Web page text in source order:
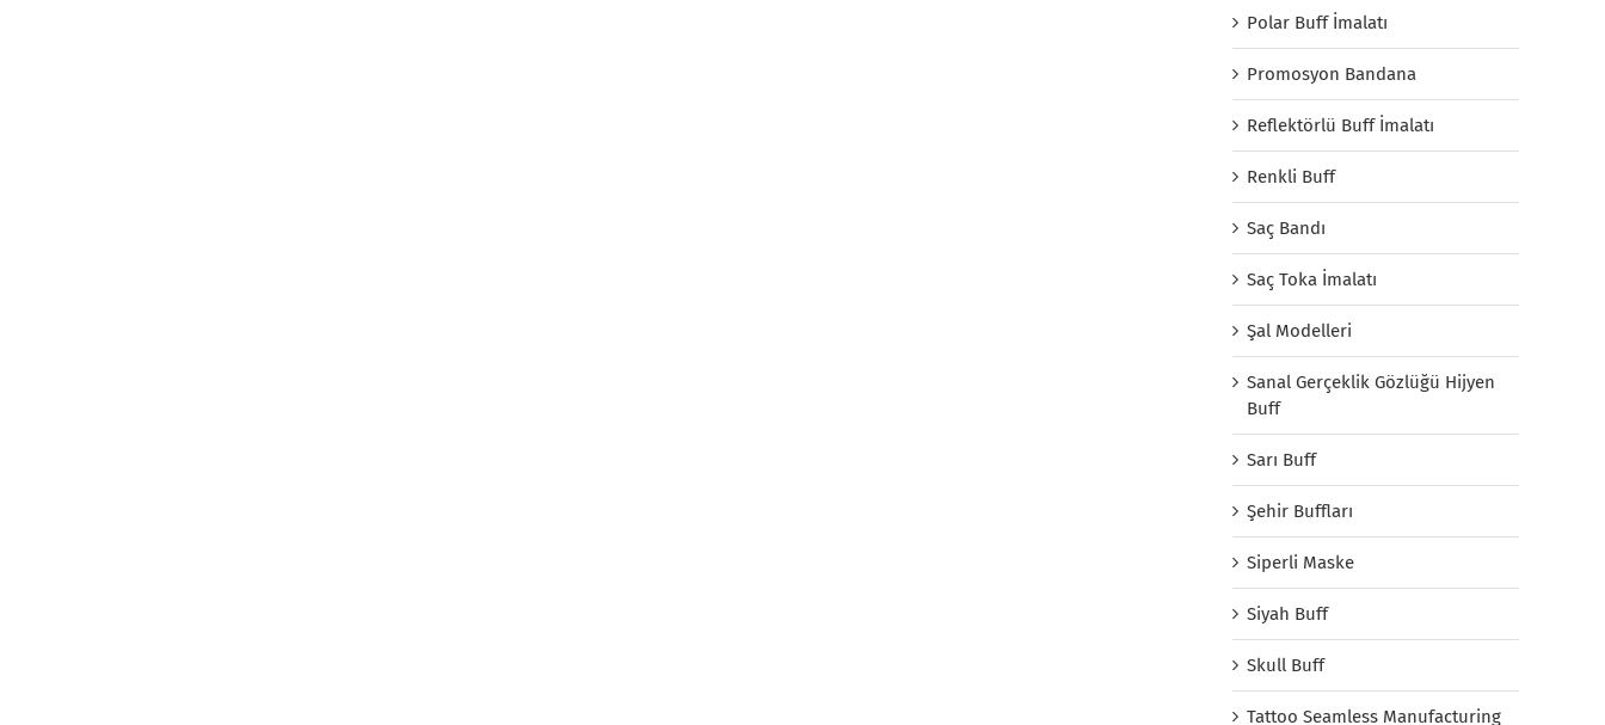
Polar Buff İmalatı
Promosyon Bandana
Reflektörlü Buff İmalatı
Renkli Buff
Saç Bandı
Saç Toka İmalatı
Şal Modelleri
Sanal Gerçeklik Gözlüğü Hijyen
Buff
Sarı Buff
Şehir Buffları
Siperli Maske
Siyah Buff
Skull Buff
Tattoo Seamless Manufacturing